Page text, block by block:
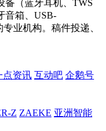
备（蓝牙耳机、TWS
音箱、USB-
业机构。稿件投递、
点资讯 互动吧 企鹅号
Z ZAEKE 亚洲智能